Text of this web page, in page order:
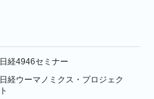
日経4946セミナー
日経ウーマノミクス・プロジェク
ト